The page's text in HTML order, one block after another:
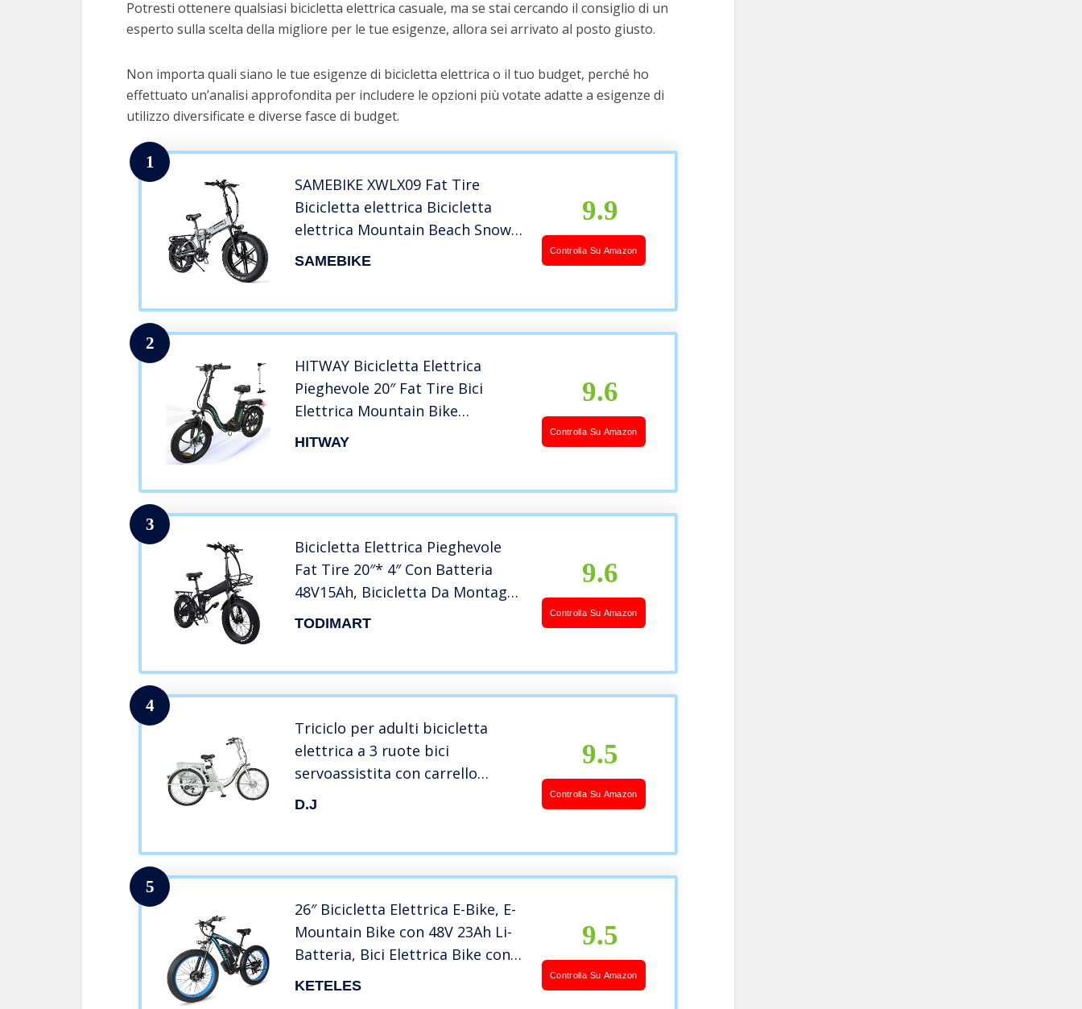
Potresti ottenere qualsiasi bicicletta elettrica casuale, ma se stai cercando il consiglio di un
esperto sulla scelta della migliore per le tue esigenze, allora sei arrivato al posto giusto.
Non importa quali siano le tue esigenze di bicicletta elettrica o il tuo budget, perché ho
effettuato un’analisi approfondita per includere le opzioni più votate adatte a esigenze di
utilizzo diversificate e diverse fasce di budget.
1
SAMEBIKE XWLX09 Fat Tire
Bicicletta elettrica Bicicletta
elettrica Mountain Beach Snow
Ebike 20 pollici per adulti
SAMEBIKE
9.9
Controlla Su Amazon
2
HITWAY Bicicletta Elettrica
Pieghevole 20″ Fat Tire Bici
Elettrica Mountain Bike
Adulto,Batteria 36V/11,2Ah,250W
HITWAY
9.6
Controlla Su Amazon
3
Bicicletta Elettrica Pieghevole
Fat Tire 20″* 4″ Con Batteria
48V15Ah, Bicicletta Da Montagna
Da Città A Lungo Raggio
TODIMART
9.6
Controlla Su Amazon
4
Triciclo per adulti bicicletta
elettrica a 3 ruote bici
servoassistita con carrello
posteriore cestino cestino cibo
D.J
9.5
Controlla Su Amazon
5
26″ Bicicletta Elettrica E-Bike, E-
Mountain Bike con 48V 23Ah Li-
Batteria, Bici Elettrica Bike con
Doppio Motore e 4.0 Fat Tire per
KETELES
9.5
Controlla Su Amazon